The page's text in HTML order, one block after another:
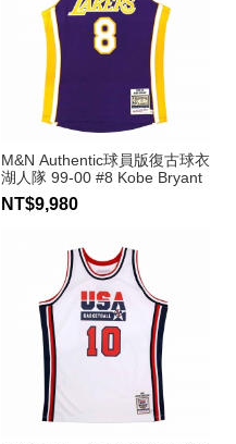
M&N Authentic球員版復古球衣
湖人隊 99-00 #8 Kobe Bryant
NT$9,980